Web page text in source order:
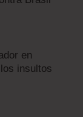
en
insultos